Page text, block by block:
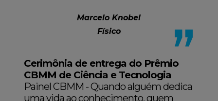
Marcelo Knobel
Físico
Cerimônia de entrega do Prêmio
CBMM de Ciência e Tecnologia
Painel CBMM - Quando alguém dedica
uma vida ao conhecimento, quem